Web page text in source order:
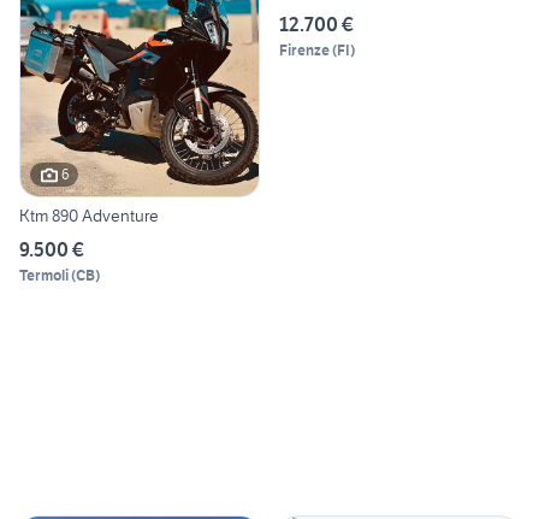
6
Ktm 890 Adventure
9.500 €
Termoli(CB)
12.700 €
Firenze(FI)